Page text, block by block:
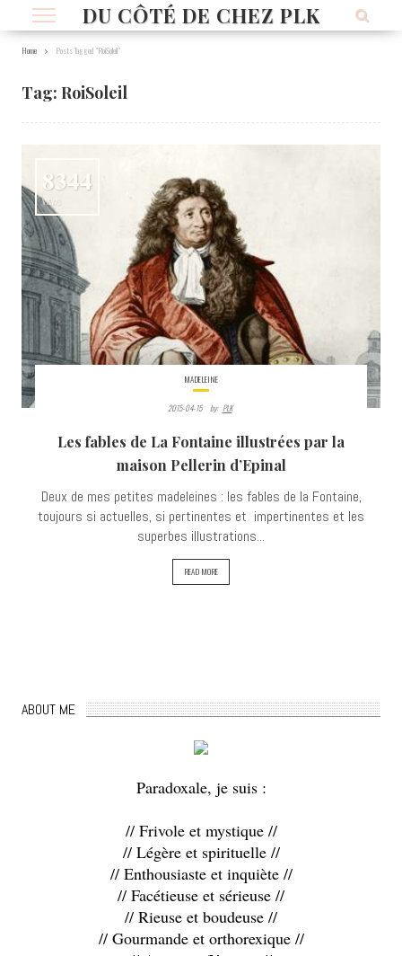
DU CÔTÉ DE CHEZ PLK
Home Posts Tagged "RoiSoleil"
Tag: RoiSoleil
8344
VIEWS
MADELEINE
2015-04-15 By: PLK
Les fables de La Fontaine illustrées par la
maison Pellerin d’Epinal
Deux de mes petites madeleines : les fables de la Fontaine,
toujours si actuelles, si pertinentes et impertinentes et les
superbes illustrations...
READ MORE
ABOUT ME
Paradoxale, je suis :
// Frivole et mystique //
// Légère et spirituelle //
// Enthousiaste et inquiète //
// Facétieuse et sérieuse //
// Rieuse et boudeuse //
// Gourmande et orthorexique //